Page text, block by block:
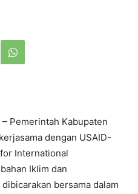
Pemerintah Kabupaten
dengan USAID-
International
Iklim dan
bersama dalam